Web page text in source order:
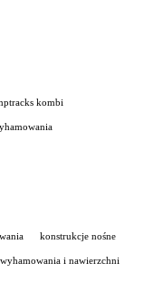
kombi
konstrukcje nośne
i nawierzchni